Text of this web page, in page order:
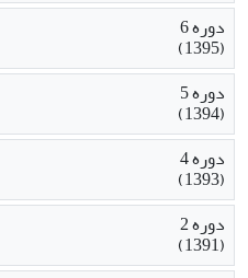
دوره 6
(1395)
دوره 5
(1394)
دوره 4
(1393)
دوره 2
(1391)